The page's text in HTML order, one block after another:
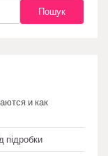
Пошук
и как
підробки